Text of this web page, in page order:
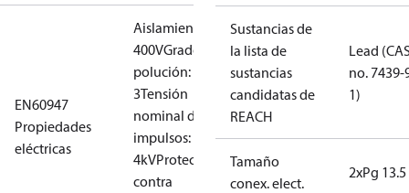
EN60947
Propiedades
eléctricas
Aislamiento:
400VGrado de
polución:
3Tensión
nominal de
impulsos:
4kVProtección
contra
Sustancias de
la lista de
sustancias
candidatas de
REACH
Lead
no. 7439-
1)
Tamaño
conex. elect.
2xPg 13.5